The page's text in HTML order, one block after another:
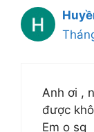
Anh ơi ,
được
Em o sg